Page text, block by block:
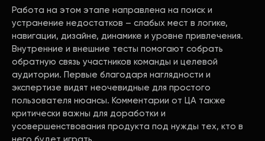
Работа на этом этапе направлена на поиск и
устранение недостатков – слабых мест в логике,
навигации, дизайне, динамике и уровне привлечения.
Внутренние и внешние тесты помогают собрать
обратную связь участников команды и целевой
аудитории. Первые благодаря наглядности и
экспертизе видят неочевидные для простого
пользователя нюансы. Комментарии от ЦА также
критически важны для доработки и
усовершенствования продукта под нужды тех, кто в